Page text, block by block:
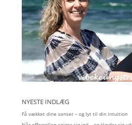
NYESTE INDLÆG
Få vækket dine sanser – og lyt til din intuition